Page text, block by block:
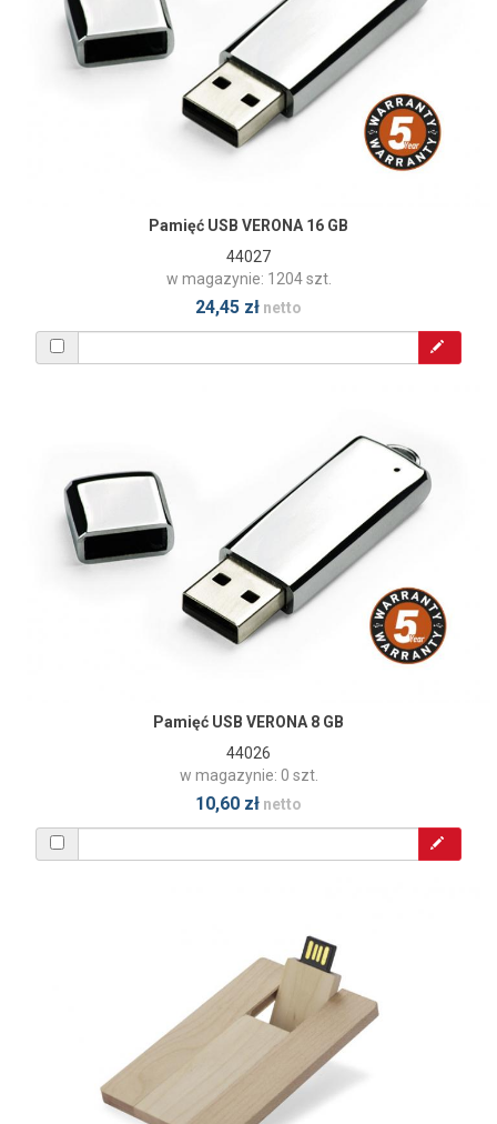
Pamięć USB VERONA 16 GB
44027
w magazynie: 1204 szt.
24,45 zł netto
Pamięć USB VERONA 8 GB
44026
w magazynie: 0 szt.
10,60 zł netto